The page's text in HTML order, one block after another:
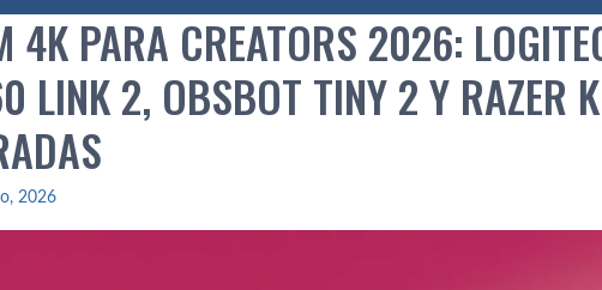
4K PARA CREATORS 2026:
LINK 2, OBSBOT TINY 2 Y RAZER
2026